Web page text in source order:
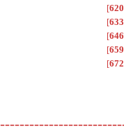
[620
[633
[646
[659
[672